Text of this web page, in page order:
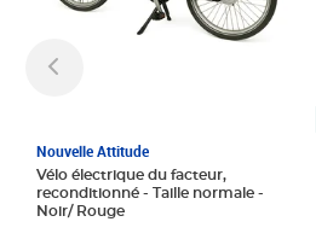
Nouvelle Attitude
Vélo électrique du facteur,
reconditionné - Taille normale -
Noir/ Rouge